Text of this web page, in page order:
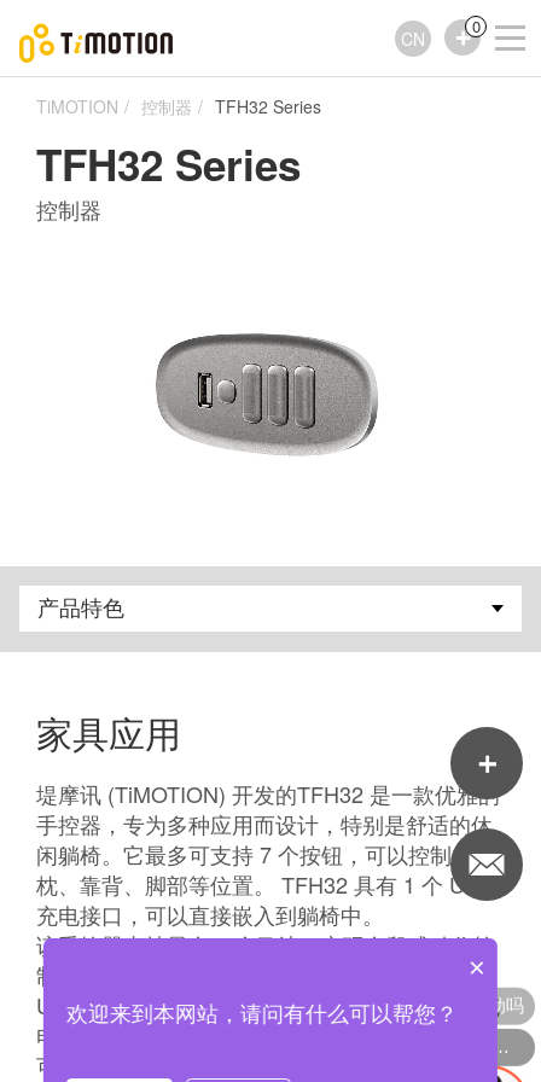
CN
0
TiMOTION 控制器 TFH32 Series
TFH32 Series
控制器
家具应用
堤摩讯 (TiMOTION) 开发的TFH32 是一款优雅的
手控器，专为多种应用而设计，特别是舒适的休
闲躺椅。它最多可支持 7 个按钮，可以控制头
枕、靠背、脚部等位置。 TFH32 具有 1 个 USB
充电接口，可以直接嵌入到躺椅中。
该手控器支持最多 3 个马达，实现多段式动作控
制，适用于家庭沙发及影院座椅等场景。内置的
USB 接口让用户在放松时也能轻松为移动设备充
电。对于寻求具备 USB 充电功能、现代外观且
可嵌入式设计的制造商而言，TFH32 是理想之
现在有优惠活动吗
×
欢迎来到本网站，请问有什么可以帮您？